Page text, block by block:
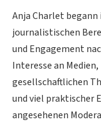
Anja Charlet
journalistischen
und Engagement
Interesse an
gesellschaftlichen
und viel praktischer
angesehenen